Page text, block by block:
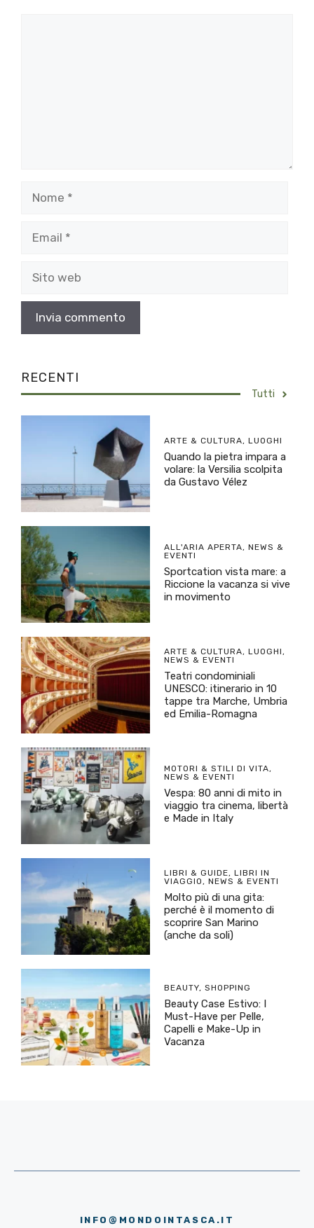
RECENTI
Tutti
ARTE & CULTURA, LUOGHI
Quando la pietra impara a
volare: la Versilia scolpita
da Gustavo Vélez
ALL'ARIA APERTA, NEWS &
EVENTI
Sportcation vista mare: a
Riccione la vacanza si vive
in movimento
ARTE & CULTURA, LUOGHI,
NEWS & EVENTI
Teatri condominiali
UNESCO: itinerario in 10
tappe tra Marche, Umbria
ed Emilia-Romagna
MOTORI & STILI DI VITA,
NEWS & EVENTI
Vespa: 80 anni di mito in
viaggio tra cinema, libertà
e Made in Italy
LIBRI & GUIDE, LIBRI IN
VIAGGIO, NEWS & EVENTI
Molto più di una gita:
perché è il momento di
scoprire San Marino
(anche da soli)
BEAUTY, SHOPPING
Beauty Case Estivo: I
Must-Have per Pelle,
Capelli e Make-Up in
Vacanza
INFO@MONDOINTASCA.IT